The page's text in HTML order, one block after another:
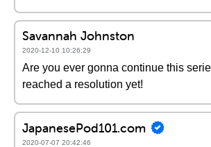
Savannah Johnston
2020-12-10 10:26:29
Are you ever gonna continue this
reached a resolution yet!
JapanesePod101.com
2020-07-07 20:42:46